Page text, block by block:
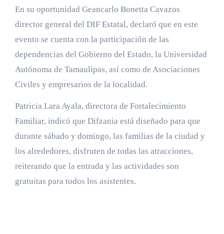
En su oportunidad Geancarlo Bonetta Cavazos
director general del DIF Estatal, declaró que en este
evento se cuenta con la participación de las
dependencias del Gobierno del Estado, la Universidad
Autónoma de Tamaulipas, así como de Asociaciones
Civiles y empresarios de la localidad.
Patricia Lara Ayala, directora de Fortalecimiento
Familiar, indicó que Difzania está diseñado para que
durante sábado y domingo, las familias de la ciudad y
los alrededores, disfruten de todas las atracciones,
reiterando que la entrada y las actividades son
gratuitas para todos los asistentes.